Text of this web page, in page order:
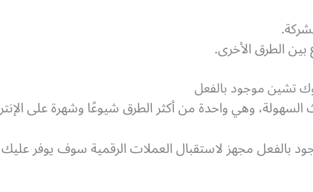
الطرق الأخرى.
تشين موجود بالفعل
وهي واحدة من أكثر الطرق شيوعًا وشهرة على
بالفعل مجهز لاستقبال العملات الرقمية سوف يوفر